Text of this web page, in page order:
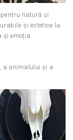
natură și
și estetice la
și emoția
a animalului și a